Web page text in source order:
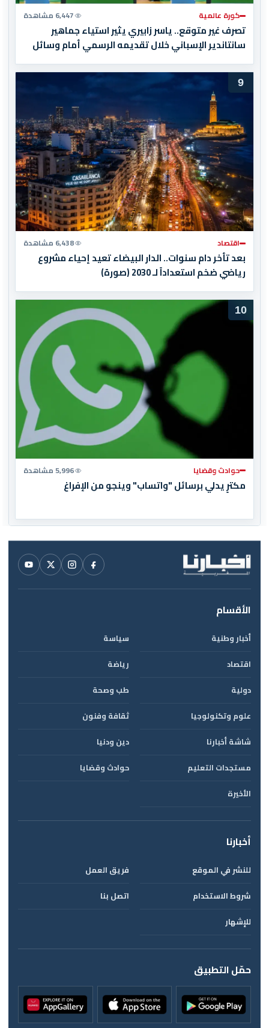
كورة عالمية 6,447 مشاهدة
تصرف غير متوقع.. ياسر زابيري يثير استياء جماهير
سانتاندير الإسباني خلال تقديمه الرسمي أمام وسائل
الإعلام
9
اقتصاد 6,438 مشاهدة
بعد تأخر دام سنوات.. الدار البيضاء تعيد إحياء مشروع
رياضي ضخم استعداداً لـ 2030 (صورة)
10
حوادث وقضايا 5,996 مشاهدة
مكترٍ يدلي برسائل "واتساب" وينجو من الإفراغ
الأقسام
أخبار وطنية
سياسة
اقتصاد
رياضة
دولية
طب وصحة
علوم وتكنولوجيا
ثقافة وفنون
شاشة أخبارنا
دين ودنيا
مستجدات التعليم
حوادث وقضايا
الأخيرة
أخبارنا
للنشر في الموقع
فريق العمل
شروط الاستخدام
اتصل بنا
للإشهار
حمّل التطبيق